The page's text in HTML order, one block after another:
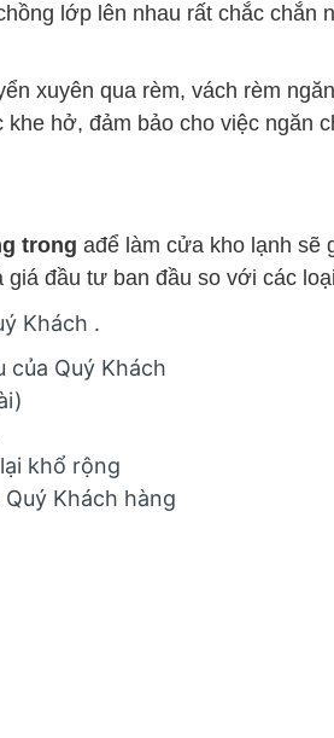
lớp lên nhau rất chắc chắn
xuyên qua rèm, vách rèm
hở, đảm bảo cho việc ngăn
trong ađể làm cửa kho lạnh sẽ
đầu tư ban đầu so với các
Khách .
của Quý Khách
khổ rộng
Khách hàng